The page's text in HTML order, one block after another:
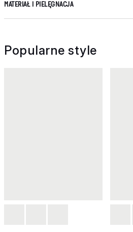
MATERIAŁ I PIELĘGNACJA
Popularne style